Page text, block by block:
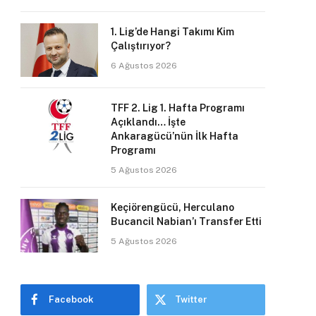
1. Lig’de Hangi Takımı Kim
Çalıştırıyor?
6 Ağustos 2026
TFF 2. Lig 1. Hafta Programı
Açıklandı… İşte
Ankaragücü’nün İlk Hafta
Programı
5 Ağustos 2026
Keçiörengücü, Herculano
Bucancil Nabian’ı Transfer Etti
5 Ağustos 2026
Facebook Twitter